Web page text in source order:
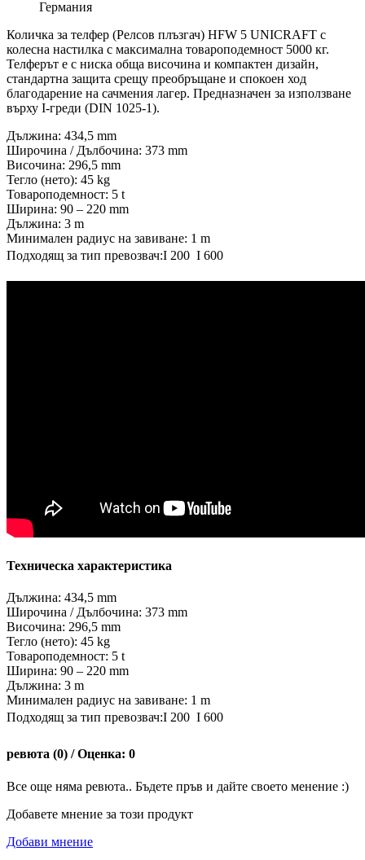
Германия
Количка за телфер (Релсов плъзгач) HFW 5 UNICRAFT с
колесна настилка с максимална товароподемност 5000 кг.
Телферът е с ниска обща височина и компактен дизайн,
стандартна защита срещу преобръщане и спокоен ход
благодарение на сачмения лагер. Предназначен за използване
върху I-греди (DIN 1025-1).
Дължина: 434,5 mm
Широчина / Дълбочина: 373 mm
Височина: 296,5 mm
Тегло (нето): 45 kg
Товароподемност: 5 t
Ширина: 90 – 220 mm
Дължина: 3 m
Минимален радиус на завиване: 1 m
Подходящ за тип превозвач:I 200  I 600
Техническа характеристика
Дължина: 434,5 mm
Широчина / Дълбочина: 373 mm
Височина: 296,5 mm
Тегло (нето): 45 kg
Товароподемност: 5 t
Ширина: 90 – 220 mm
Дължина: 3 m
Минимален радиус на завиване: 1 m
Подходящ за тип превозвач:I 200  I 600
ревюта (0) / Оценка: 0
Все още няма ревюта.. Бъдете пръв и дайте своето менение :)
Добавете мнение за този продукт
Добави мнение